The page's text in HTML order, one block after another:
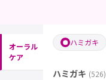
オーラル
ケア
ハミガキ
ハミガキ (526)